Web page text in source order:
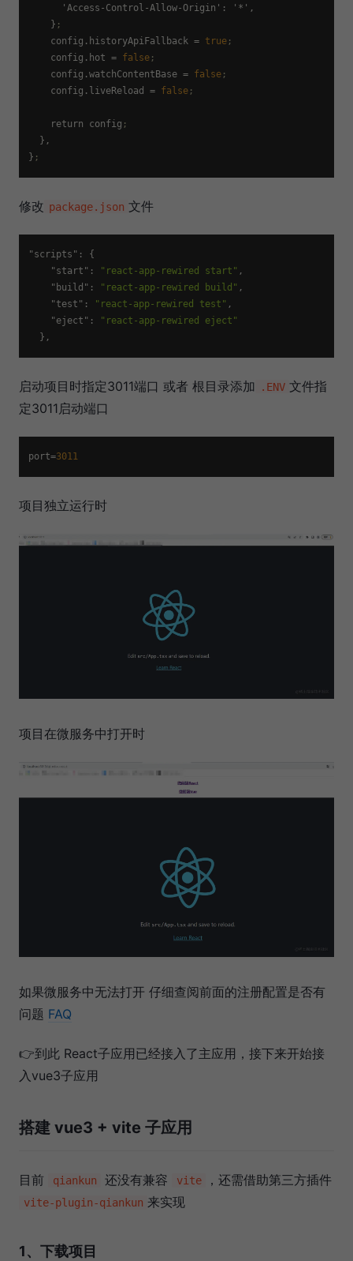
      'Access-Control-Allow-Origin': '*',
    }
;
config.historyApiFallback = true ;
config.hot = false ;
config.watchContentBase = false ;
config.liveReload
= false ;
    return config
;
  },
} ;
修改 package.json 文件
"scripts" :
{
"start" : "react-app-rewired start" ,
"build" : "react-app-rewired build" ,
"test" : "react-app-rewired test" ,
"eject" :
"react-app-rewired eject"
} ,
启动项目时指定3011端口 或者 根目录添加 .ENV 文件指
定3011启动端口
port=3011
项目独立运行时
项目在微服务中打开时
如果微服务中无法打开 仔细查阅前面的注册配置是否有
问题 FAQ
👉到此 React子应用已经接入了主应用，接下来开始接
入vue3子应用
搭建 vue3 + vite 子应用
目前 qiankun 还没有兼容 vite ，还需借助第三方插件
vite-plugin-qiankun 来实现
1、下载项目